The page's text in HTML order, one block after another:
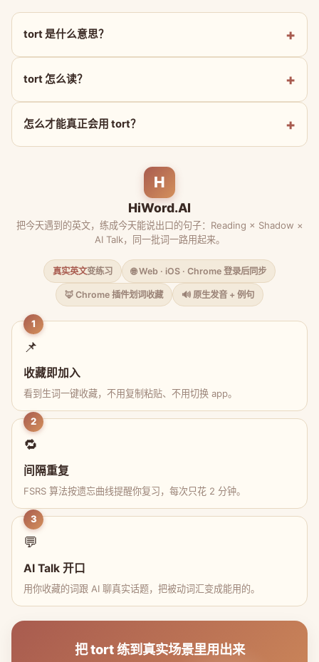
tort 是什么意思？
tort 怎么读？
怎么才能真正会用 tort？
H
HiWord.AI
把今天遇到的英文，练成今天能说出口的句子：Reading × Shadow ×
AI Talk，同一批词一路用起来。
真实英文变练习 🌐 Web · iOS · Chrome 登录后同步
🦊 Chrome 插件划词收藏 🔊 原生发音 + 例句
1
📌
收藏即加入
看到生词一键收藏，不用复制粘贴、不用切换 app。
2
🔁
间隔重复
FSRS 算法按遗忘曲线提醒你复习，每次只花 2 分钟。
3
💬
AI Talk 开口
用你收藏的词跟 AI 聊真实话题，把被动词汇变成能用的。
把 tort 练到真实场景里用出来